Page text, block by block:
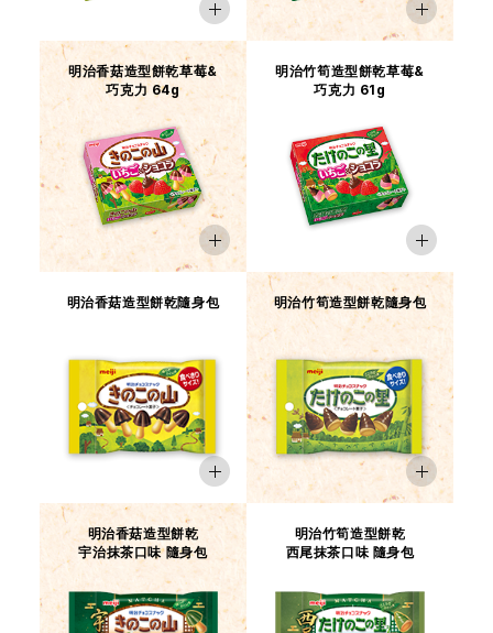
「竹筍兄弟」作為
「明治竹筍造型餅乾」的官
方角色登場
2010's
明治香菇造型餅乾草莓&
巧克力 64g
明治竹筍造型餅乾草莓&
巧克力 61g
明治香菇造型餅乾隨身包 明治竹筍造型餅乾隨身包
明治香菇造型餅乾
宇治抹茶口味 隨身包
明治竹筍造型餅乾
西尾抹茶口味 隨身包
此外，更新後產品的過敏原也可能會有所不同。
購買或食用時，請務必確認手邊產品的標示內容。